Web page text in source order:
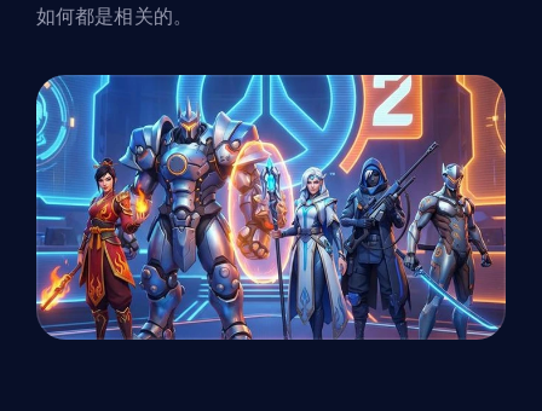
如何都是相关的。